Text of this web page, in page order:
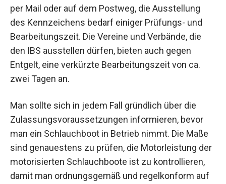
per Mail oder auf dem Postweg, die Ausstellung
des Kennzeichens bedarf einiger Prüfungs- und
Bearbeitungszeit. Die Vereine und Verbände, die
den IBS ausstellen dürfen, bieten auch gegen
Entgelt, eine verkürzte Bearbeitungszeit von ca.
zwei Tagen an.
Man sollte sich in jedem Fall gründlich über die
Zulassungsvoraussetzungen informieren, bevor
man ein Schlauchboot in Betrieb nimmt. Die Maße
sind genauestens zu prüfen, die Motorleistung der
motorisierten Schlauchboote ist zu kontrollieren,
damit man ordnungsgemäß und regelkonform auf